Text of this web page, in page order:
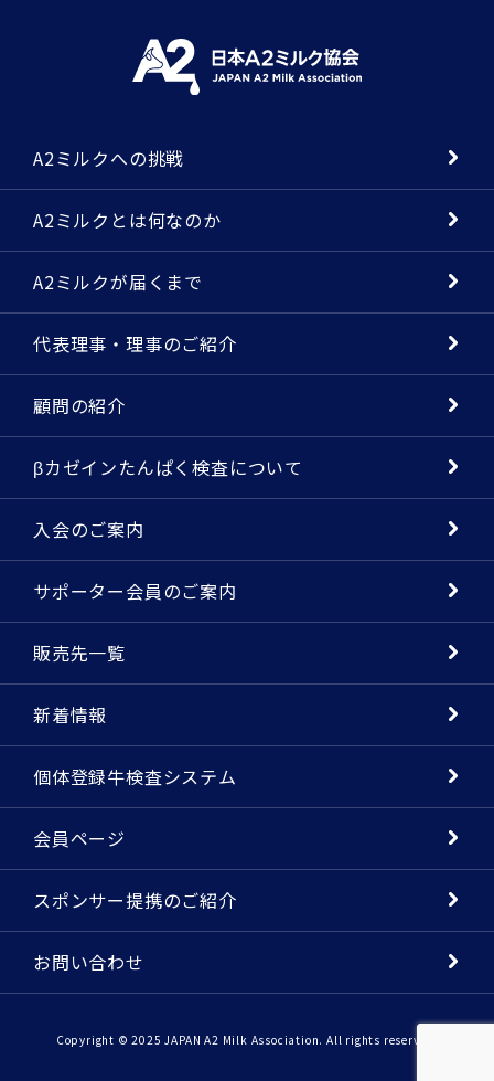
A2ミルクへの挑戦
A2ミルクとは何なのか
A2ミルクが届くまで
代表理事・理事のご紹介
顧問の紹介
βカゼインたんぱく検査について
入会のご案内
サポーター会員のご案内
販売先一覧
新着情報
個体登録牛検査システム
会員ページ
スポンサー提携のご紹介
お問い合わせ
Copyright © 2025 JAPAN A2 Milk Association. All rights reserved.